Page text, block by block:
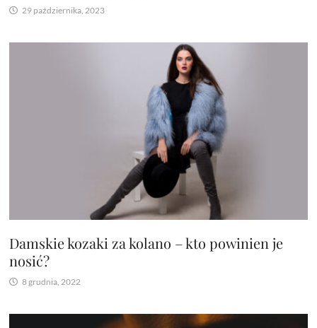
29 października, 2023
Damskie kozaki za kolano – kto powinien je
nosić?
8 grudnia, 2022